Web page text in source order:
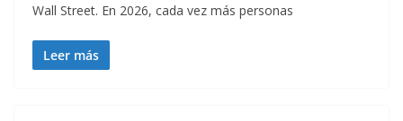
Wall Street. En 2026, cada vez más personas
Leer más